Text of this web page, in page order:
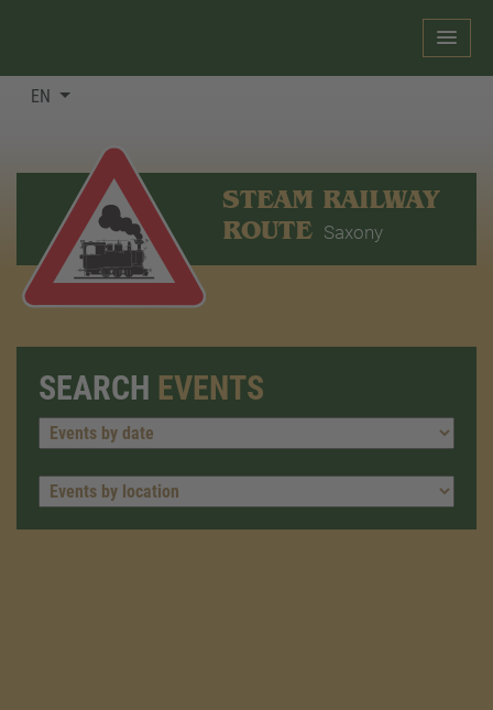
EN
STEAM RAILWAY
ROUTE Saxony
SEARCH EVENTS